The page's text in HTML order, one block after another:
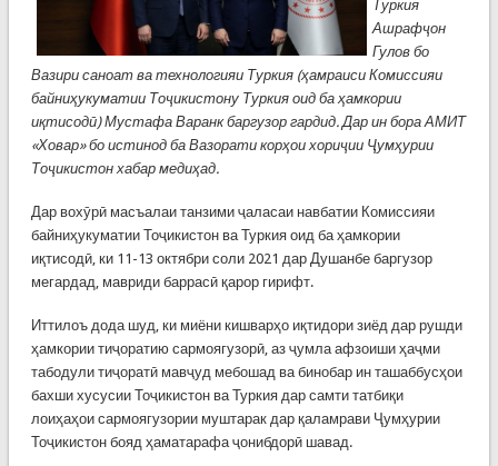
Туркия
Ашрафҷон
Гулов бо
Вазири саноат ва технологияи Туркия (ҳамраиси Комиссияи
байниҳукуматии Тоҷикистону Туркия оид ба ҳамкории
иқтисодӣ) Мустафа Варанк баргузор гардид. Дар ин бора АМИТ
«Ховар» бо истинод ба Вазорати корҳои хориҷии Ҷумҳурии
Тоҷикистон хабар медиҳад.
Дар вохӯрӣ масъалаи танзими ҷаласаи навбатии Комиссияи
байниҳукуматии Тоҷикистон ва Туркия оид ба ҳамкории
иқтисодӣ, ки 11-13 октябри соли 2021 дар Душанбе баргузор
мегардад, мавриди баррасӣ қарор гирифт.
Иттилоъ дода шуд, ки миёни кишварҳо иқтидори зиёд дар рушди
ҳамкории тиҷоратию сармоягузорӣ, аз ҷумла афзоиши ҳаҷми
табодули тиҷоратӣ мавҷуд мебошад ва бинобар ин ташаббусҳои
бахши хусусии Тоҷикистон ва Туркия дар самти татбиқи
лоиҳаҳои сармоягузории муштарак дар қаламрави Ҷумҳурии
Тоҷикистон бояд ҳаматарафа ҷонибдорӣ шавад.